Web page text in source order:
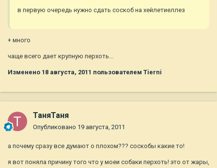
в первую очередь нужно сдать соскоб на хейлетиеллез
+ много
чаще всего дает крупную перхоть...
Изменено 18 августа, 2011 пользователем Tierni
ТаняТаня
Опубликовано 19 августа, 2011
а почему сразу все думают о плохом??? соскобы какие то!
я вот поняла причину того что у моеи собаки перхоть! это от жары,